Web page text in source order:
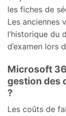
les fiches de
Les anciennes
l’historique du
d’examen lors
Microsoft
gestion des
?
Les coûts de